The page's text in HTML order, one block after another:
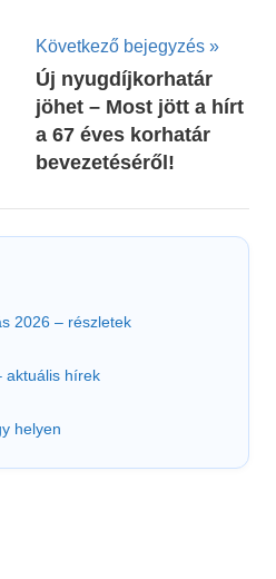
Következő bejegyzés
Új nyugdíjkorhatár
jöhet – Most jött a hírt
a 67 éves korhatár
bevezetéséről!
2026 – részletek
aktuális hírek
helyen